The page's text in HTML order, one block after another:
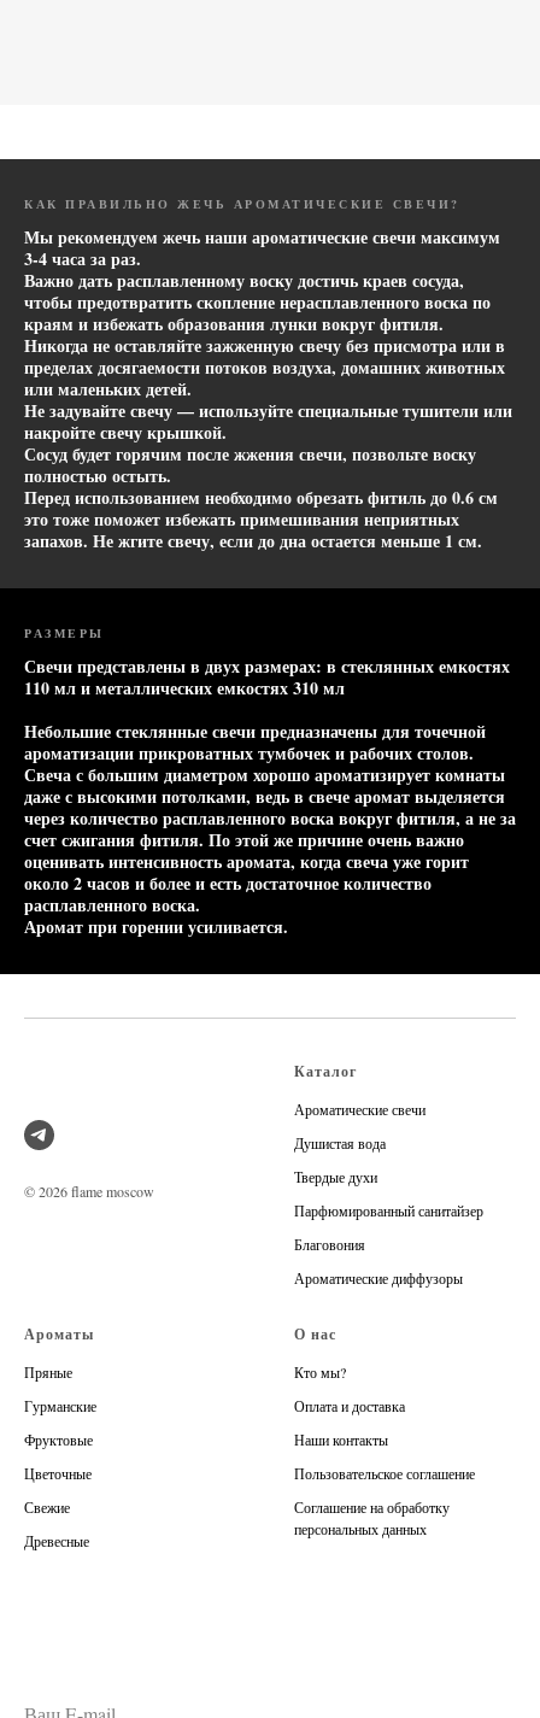
КАК ПРАВИЛЬНО ЖЕЧЬ АРОМАТИЧЕСКИЕ СВЕЧИ?
Мы рекомендуем жечь наши ароматические свечи максимум
3-4 часа за раз.
Важно дать расплавленному воску достичь краев сосуда,
чтобы предотвратить скопление нерасплавленного воска по
краям и избежать образования лунки вокруг фитиля.
Никогда не оставляйте зажженную свечу без присмотра или в
пределах досягаемости потоков воздуха, домашних животных
или маленьких детей.
Не задувайте свечу — используйте специальные тушители или
накройте свечу крышкой.
Сосуд будет горячим после жжения свечи, позвольте воску
полностью остыть.
Перед использованием необходимо обрезать фитиль до 0.6 см
это тоже поможет избежать примешивания неприятных
запахов. Не жгите свечу, если до дна остается меньше 1 см.
РАЗМЕРЫ
Свечи представлены в двух размерах: в стеклянных емкостях
110 мл и металлических емкостях 310 мл
Небольшие стеклянные свечи предназначены для точечной
ароматизации прикроватных тумбочек и рабочих столов.
Свеча с большим диаметром хорошо ароматизирует комнаты
даже с высокими потолками, ведь в свече аромат выделяется
через количество расплавленного воска вокруг фитиля, а не за
счет сжигания фитиля. По этой же причине очень важно
оценивать интенсивность аромата, когда свеча уже горит
около 2 часов и более и есть достаточное количество
расплавленного воска.
Аромат при горении усиливается.
© 2026 flame moscow
Каталог
Ароматические свечи
Душистая вода
Твердые духи
Парфюмированный санитайзер
Благовония
Ароматические диффузоры
Ароматы
Пряные
Гурманские
Фруктовые
Цветочные
Свежие
Древесные
О нас
Кто мы?
Оплата и доставка
Наши контакты
Пользовательское соглашение
Соглашение на обработку
персональных данных